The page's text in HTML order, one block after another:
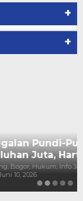
+
+
Bogor :
News,